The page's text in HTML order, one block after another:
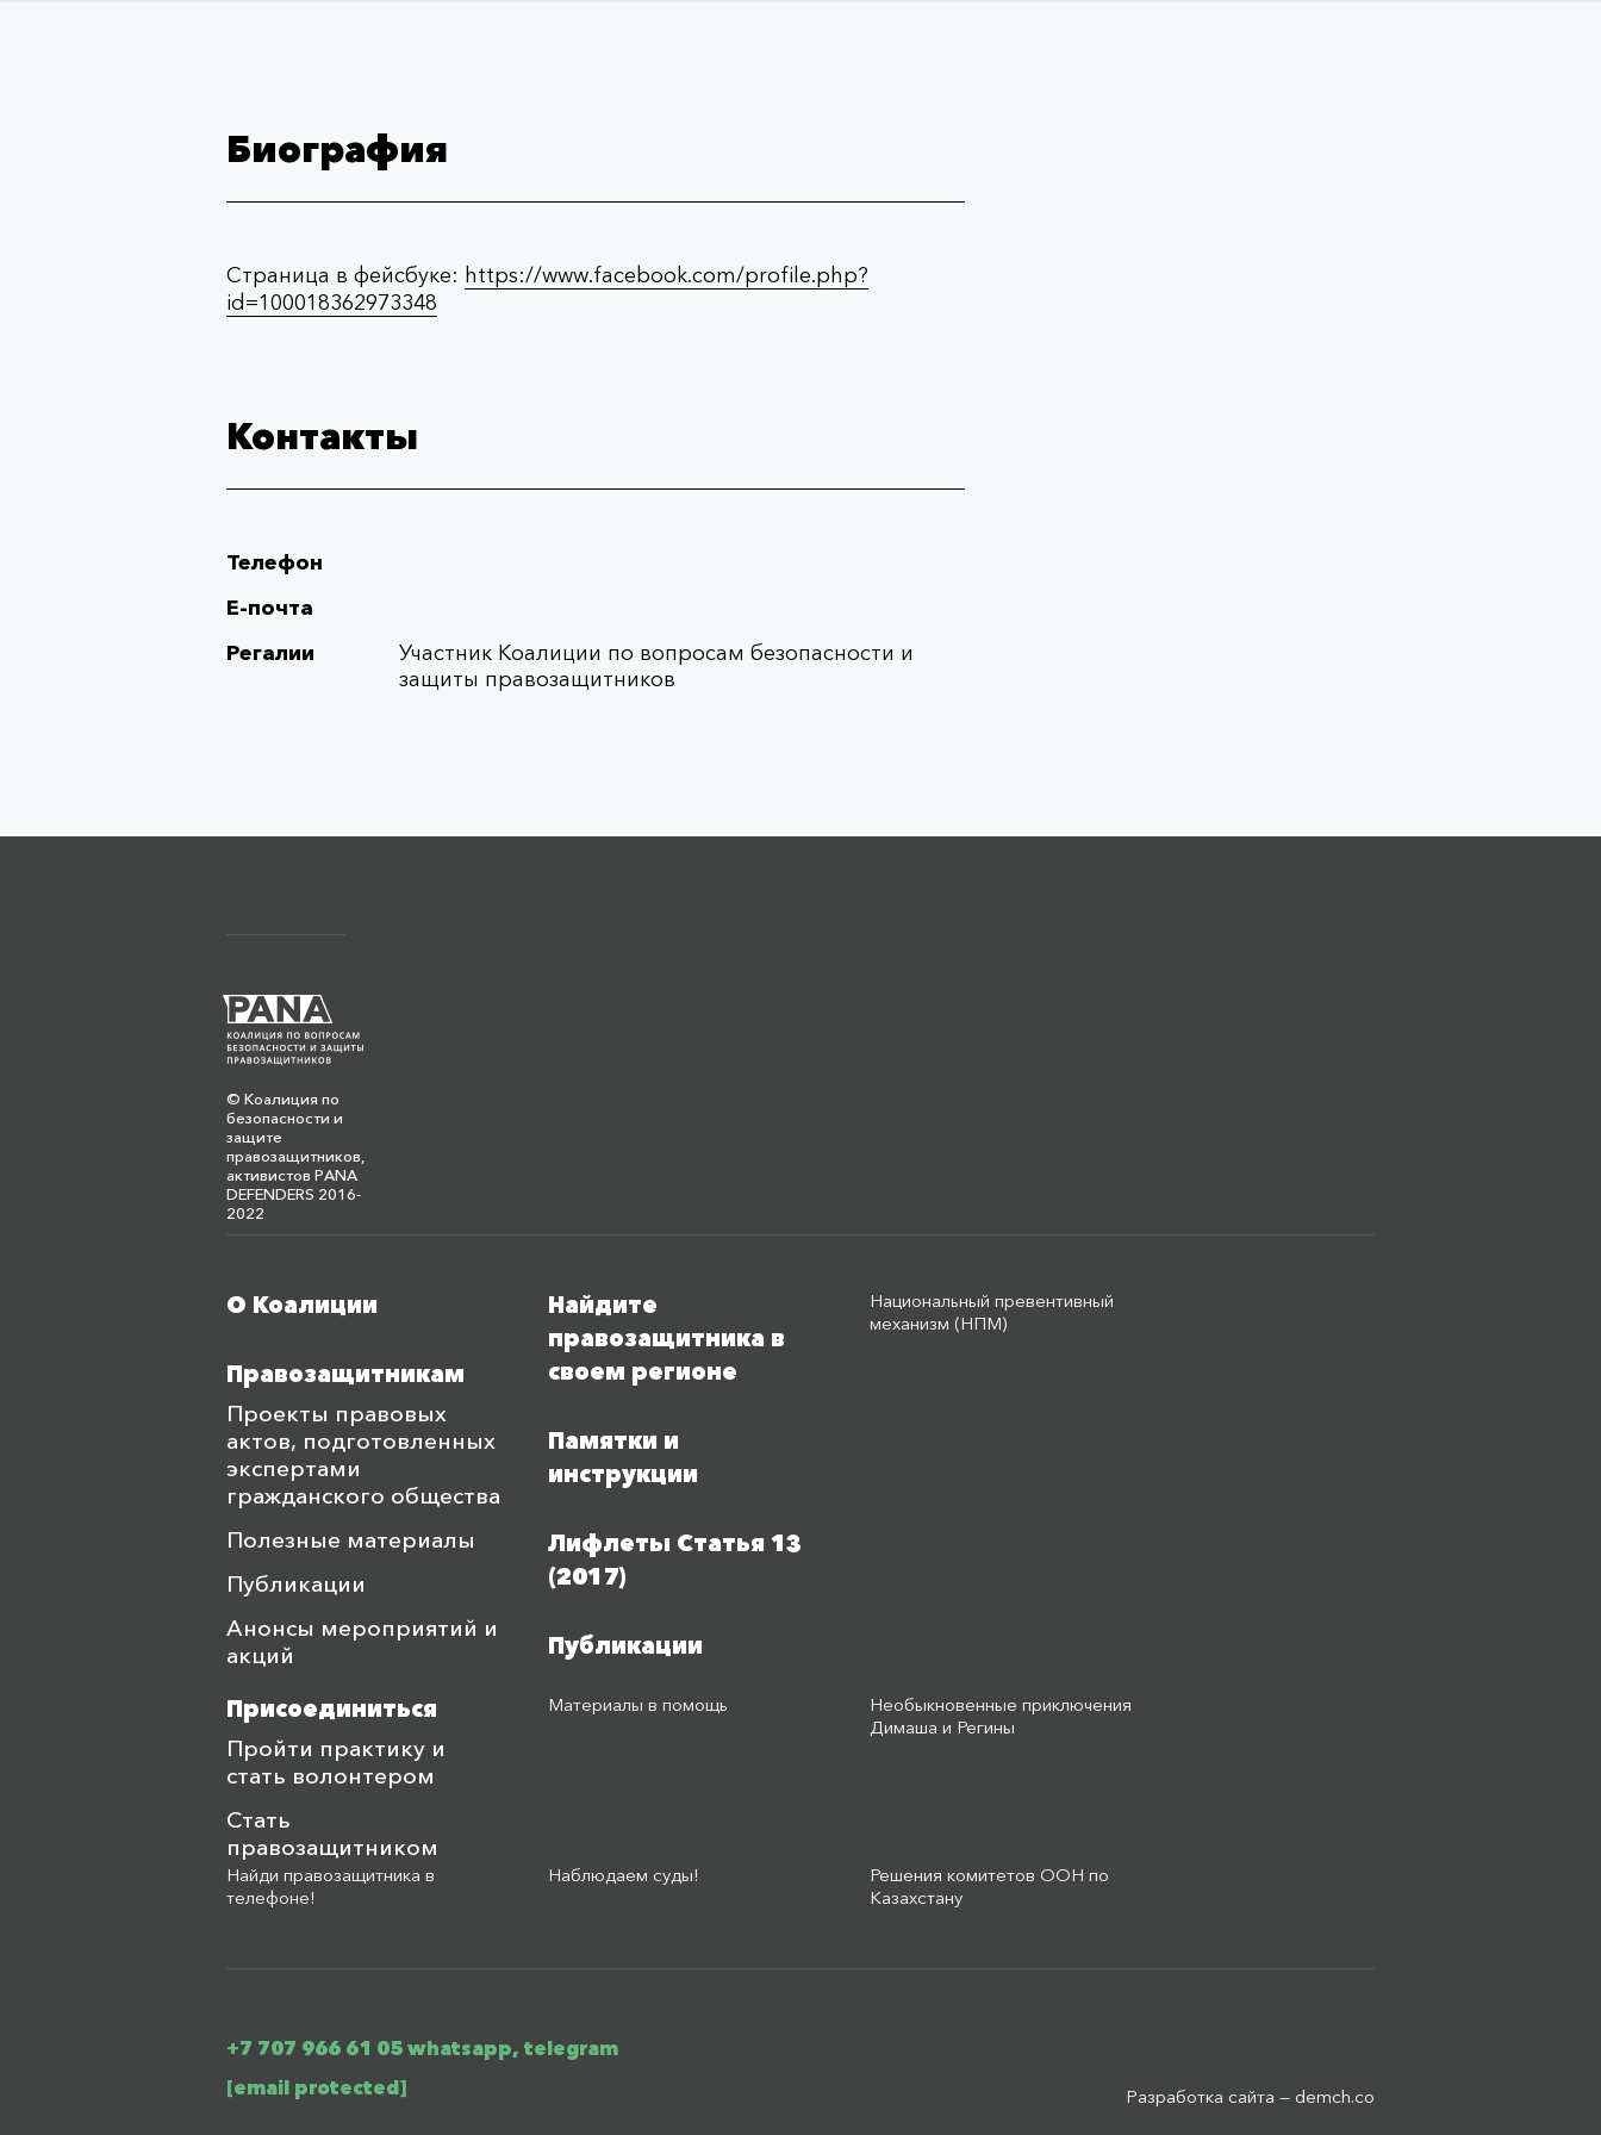
Биография
Страница в фейсбуке: https://www.facebook.com/profile.php?
id=100018362973348
Контакты
Телефон
Е-почта
Регалии
Участник Коалиции по вопросам безопасности и
защиты правозащитников
© Коалиция по
безопасности и
защите
правозащитников,
активистов PANA
DEFENDERS 2016-
2022
Меню футера
О Коалиции
Правозащитникам
Проекты правовых
актов, подготовленных
экспертами
гражданского общества
Полезные материалы
Публикации
Анонсы мероприятий и
акций
Найдите
правозащитника в
своем регионе
Памятки и
инструкции
Лифлеты Статья 13
(2017)
Публикации
Национальный превентивный
механизм (НПМ)
Присоединиться
Пройти практику и
стать волонтером
Стать
правозащитником
Материалы в помощь
Необыкновенные приключения
Димаша и Регины
Найди правозащитника в
телефоне!
Наблюдаем суды!
Решения комитетов ООН по
Казахстану
+7 707 966 61 05 whatsapp, telegram
[email protected]
Разработка сайта — demch.co